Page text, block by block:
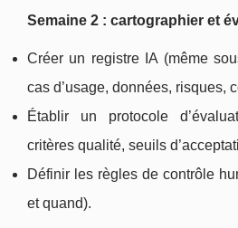
Semaine 2 : cartographier et
Créer un registre IA (même
cas d’usage, données, risques,
Établir un protocole
critères qualité, seuils
Définir les règles de contrôle
et quand).